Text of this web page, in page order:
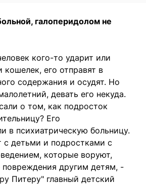
галоперидолом не
кого-то ударит или
его отправят в
содержания и осудят. Но
девать его некуда.
о том, как подросток
Его
в психиатрическую больницу.
с детьми и подростками с
которые воруют,
повреждения другим детям, -
Питеру" главный детский